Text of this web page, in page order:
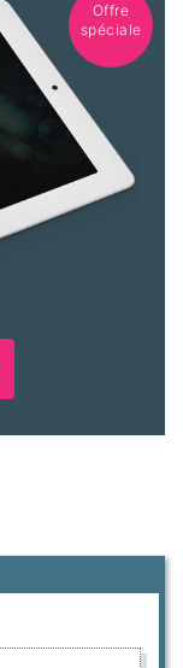
Offre
spéciale